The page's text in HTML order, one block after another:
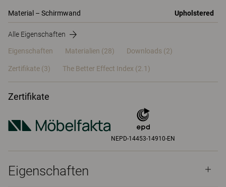
Material – Schirmwand Upholstered
Alle Eigenschaften
Eigenschaften Materialien (28) Downloads (2)
Zertifikate (3) The Better Effect Index (2.1)
Zertifikate
NEPD-14453-14910-EN
Eigenschaften